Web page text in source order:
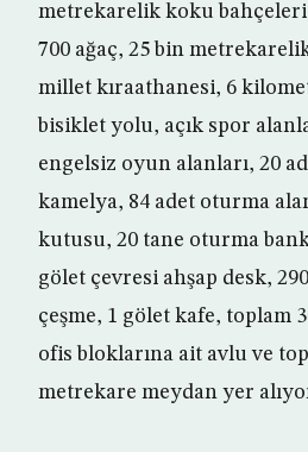
metrekarelik koku
700 ağaç, 25 bin
millet kıraathanesi, 6
bisiklet yolu, açık spor
engelsiz oyun alanları, 20
kamelya, 84 adet oturma
kutusu, 20 tane oturma
gölet çevresi ahşap desk,
çeşme, 1 gölet kafe, toplam
ofis bloklarına ait avlu ve
metrekare meydan yer